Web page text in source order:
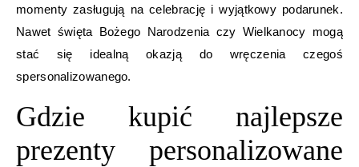
momenty zasługują na celebrację i wyjątkowy podarunek.
Nawet święta Bożego Narodzenia czy Wielkanocy mogą
stać się idealną okazją do wręczenia czegoś
spersonalizowanego.
Gdzie kupić najlepsze
prezenty personalizowane